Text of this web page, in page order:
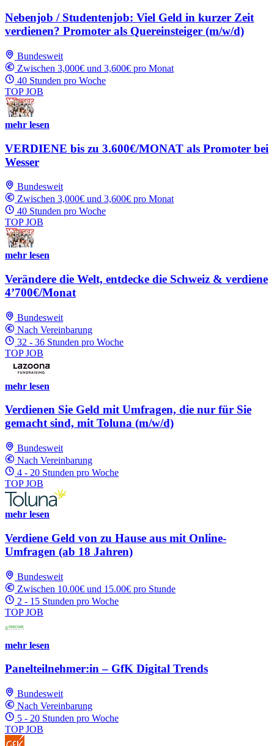
Nebenjob / Studentenjob: Viel Geld in kurzer Zeit
verdienen? Promoter als Quereinsteiger (m/w/d)
Bundesweit
Zwischen 3,000€ und 3,600€ pro Monat
40 Stunden pro Woche
TOP JOB
mehr lesen
VERDIENE bis zu 3.600€/MONAT als Promoter bei
Wesser
Bundesweit
Zwischen 3,000€ und 3,600€ pro Monat
40 Stunden pro Woche
TOP JOB
mehr lesen
Verändere die Welt, entdecke die Schweiz & verdiene
4’700€/Monat
Bundesweit
Nach Vereinbarung
32 - 36 Stunden pro Woche
TOP JOB
mehr lesen
Verdienen Sie Geld mit Umfragen, die nur für Sie
gemacht sind, mit Toluna (m/w/d)
Bundesweit
Nach Vereinbarung
4 - 20 Stunden pro Woche
TOP JOB
mehr lesen
Verdiene Geld von zu Hause aus mit Online-
Umfragen (ab 18 Jahren)
Bundesweit
Zwischen 10.00€ und 15.00€ pro Stunde
2 - 15 Stunden pro Woche
TOP JOB
mehr lesen
Panelteilnehmer:in – GfK Digital Trends
Bundesweit
Nach Vereinbarung
5 - 20 Stunden pro Woche
TOP JOB